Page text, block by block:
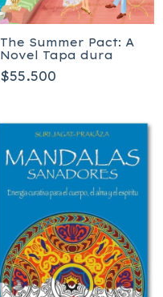
The Summer Pact: A
Novel Tapa dura
$55.500